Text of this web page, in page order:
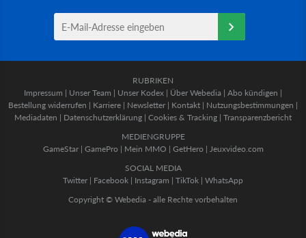
RUBRIKEN
Impressum | Unser Team | Unser Kodex | Über Webedia | Abo kündigen |
Bestellung widerrufen | Karriere | Newsletter | Kontakt | Nutzungsbestimmungen |
Mediadaten | Datenschutzerklärung | Cookies & Tracking | Transparenzbericht
MEDIENGRUPPE
GameStar| GamePro | Mein MMO | GetHero | Jeuxvideo.com
SOCIAL MEDIA
Twitter | Facebook | Instagram | TikTok | WhatsApp
Copyright © Webedia - alle Rechte vorbehalten